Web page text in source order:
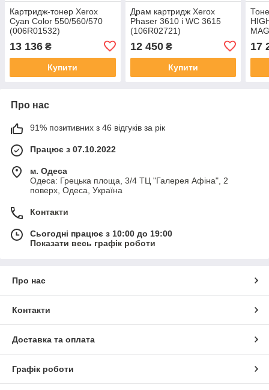
Картридж-тонер Xerox
Cyan Color 550/560/570
(006R01532)
13 136 ₴
Купити
Драм картридж Xerox
Phaser 3610 i WC 3615
(106R02721)
12 450₴
Купити
17
Про нас
91% позитивних з 46 відгуків за рік
Працює з 07.10.2022
м. Одеса
Одеса: Грецька площа, 3/4 ТЦ "Галерея Афіна", 2
поверх, Одеса, Україна
Контакти
Сьогодні працює з 10:00 до 19:00
Показати весь графік роботи
Про нас
Контакти
Доставка та оплата
Графік роботи